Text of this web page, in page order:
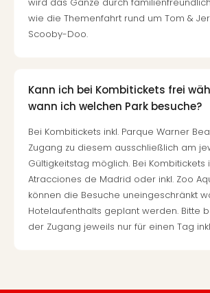
wie die Themenfahrt rund um Tom &
Scooby-Doo.
Kann ich bei Kombitickets frei
wann ich welchen Park besuche?
Bei Kombitickets inkl. Parque Warner
Zugang zu diesem ausschließlich am
Gültigkeitstag möglich. Bei Kombitickets
Atracciones de Madrid oder inkl. Zoo
können die Besuche uneingeschränkt
Hotelaufenthalts geplant werden. Bitte
der Zugang jeweils nur für einen Tag